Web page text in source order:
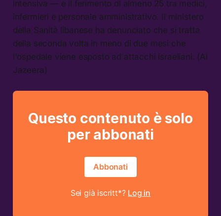
intensiva — e il ferimento di almeno 25 tra medici,
infermieri e personale amministrativo. Il ministero
della Sanità libanese ha denunciato che si tratta
della seconda volta in meno di due mesi che
l'ospedale viene esposto ad attacchi israeliani. (Al
Jazeera)
Questo contenuto è solo
per abbonati
Abbonati
Sei già iscritt*? Log in